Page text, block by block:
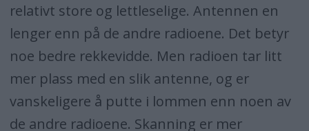
relativt store og lettleselige. Antennen en
lenger enn på de andre radioene. Det betyr
noe bedre rekkevidde. Men radioen tar litt
mer plass med en slik antenne, og er
vanskeligere å putte i lommen enn noen av
de andre radioene. Skanning er mer